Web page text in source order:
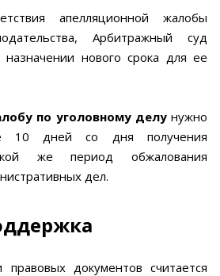
апелляционной жалобы
Арбитражный суд
нового срока для ее
по уголовному делунужно
10 дней со дня получения
же период обжалования
дел.
правовых документов считается